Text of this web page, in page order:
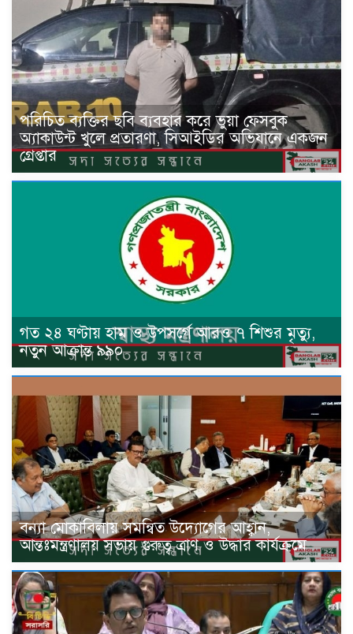
পরিচিত ব্যক্তির ছবি ব্যবহার করে ভুয়া ফেসবুক
অ্যাকাউন্ট খুলে প্রতারণা, সিআইডির অভিযানে একজন
গ্রেপ্তার
গত ২৪ ঘণ্টায় হাম ও উপসর্গে আরও ৭ শিশুর মৃত্যু,
নতুন আক্রান্ত ৯৯০
বন্যা মোকাবিলায় সমন্বিত উদ্যোগের আহ্বান,
আন্তঃমন্ত্রণালয় সভায় গুরুত্ব ত্রাণ ও উদ্ধার কার্যক্রমে